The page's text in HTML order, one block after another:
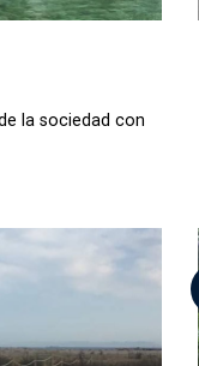
la sociedad con